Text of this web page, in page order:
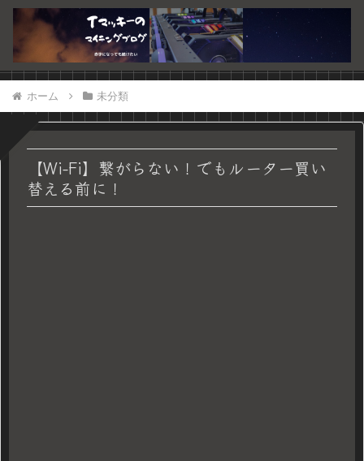
ホーム 未分類
【Wi-Fi】繋がらない！でもルーター買い
替える前に！